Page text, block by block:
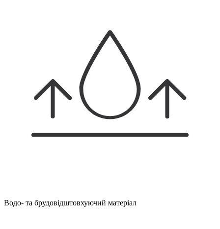
Водо- та брудовідштовхуючий матеріал